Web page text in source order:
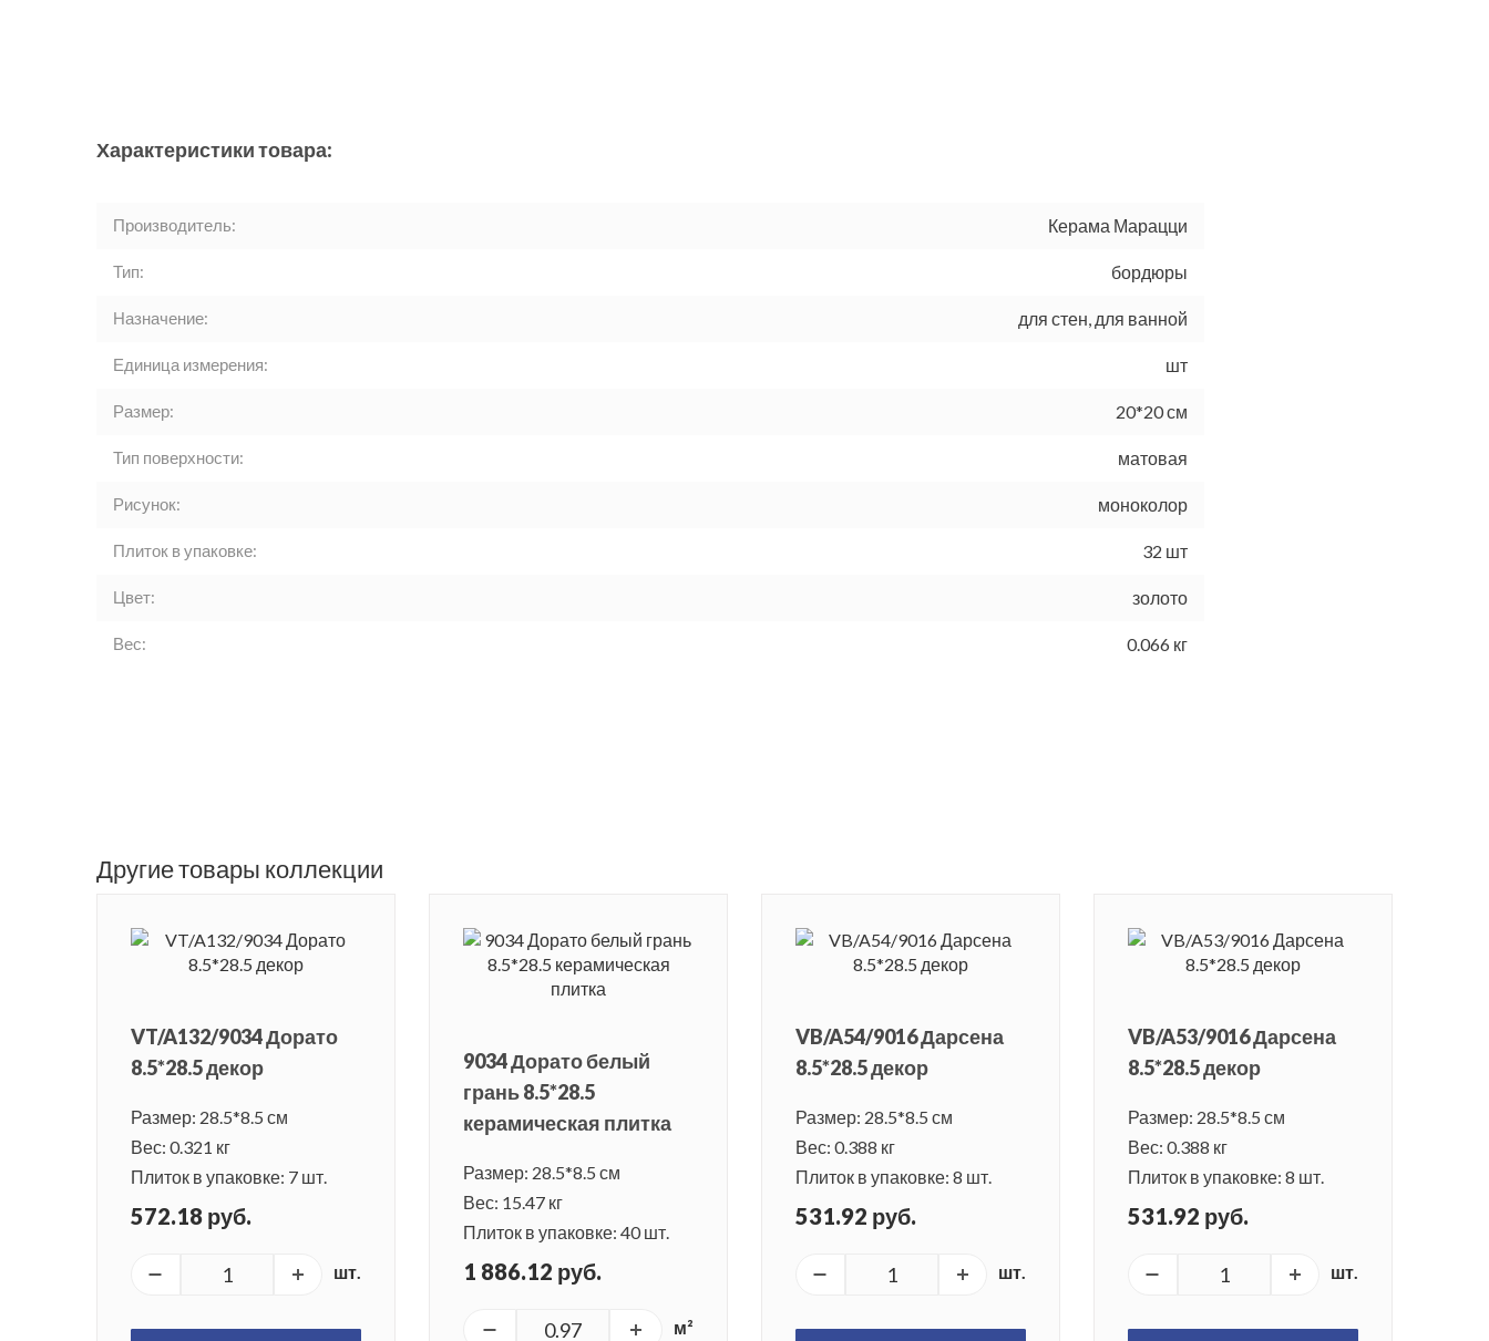
Характеристики товара:
Производитель: Керама Марацци
Тип: бордюры
Назначение: для стен, для ванной
Единица измерения: шт
Размер: 20*20 см
Тип поверхности: матовая
Рисунок: моноколор
Плиток в упаковке: 32 шт
Цвет: золото
Вес: 0.066 кг
Другие товары коллекции
VT/A132/9034 Дорато
8.5*28.5 декор
Размер: 28.5*8.5 см
Вес: 0.321 кг
Плиток в упаковке: 7 шт.
572.18 руб.
шт.
9034 Дорато белый
грань 8.5*28.5
керамическая плитка
Размер: 28.5*8.5 см
Вес: 15.47 кг
Плиток в упаковке: 40 шт.
1 886.12 руб.
м²
VB/A54/9016 Дарсена
8.5*28.5 декор
Размер: 28.5*8.5 см
Вес: 0.388 кг
Плиток в упаковке: 8 шт.
531.92 руб.
шт.
VB/A53/9016 Дарсена
8.5*28.5 декор
Размер: 28.5*8.5 см
Вес: 0.388 кг
Плиток в упаковке: 8 шт.
531.92 руб.
шт.